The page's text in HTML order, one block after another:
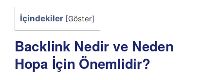
İçindekiler [Göster]
Backlink Nedir ve Neden
Hopa İçin Önemlidir?